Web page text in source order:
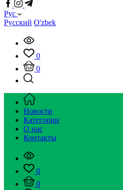
Рус
Русский O'zbek
0
0
Новости
Категории
О нас
Контакты
0
0